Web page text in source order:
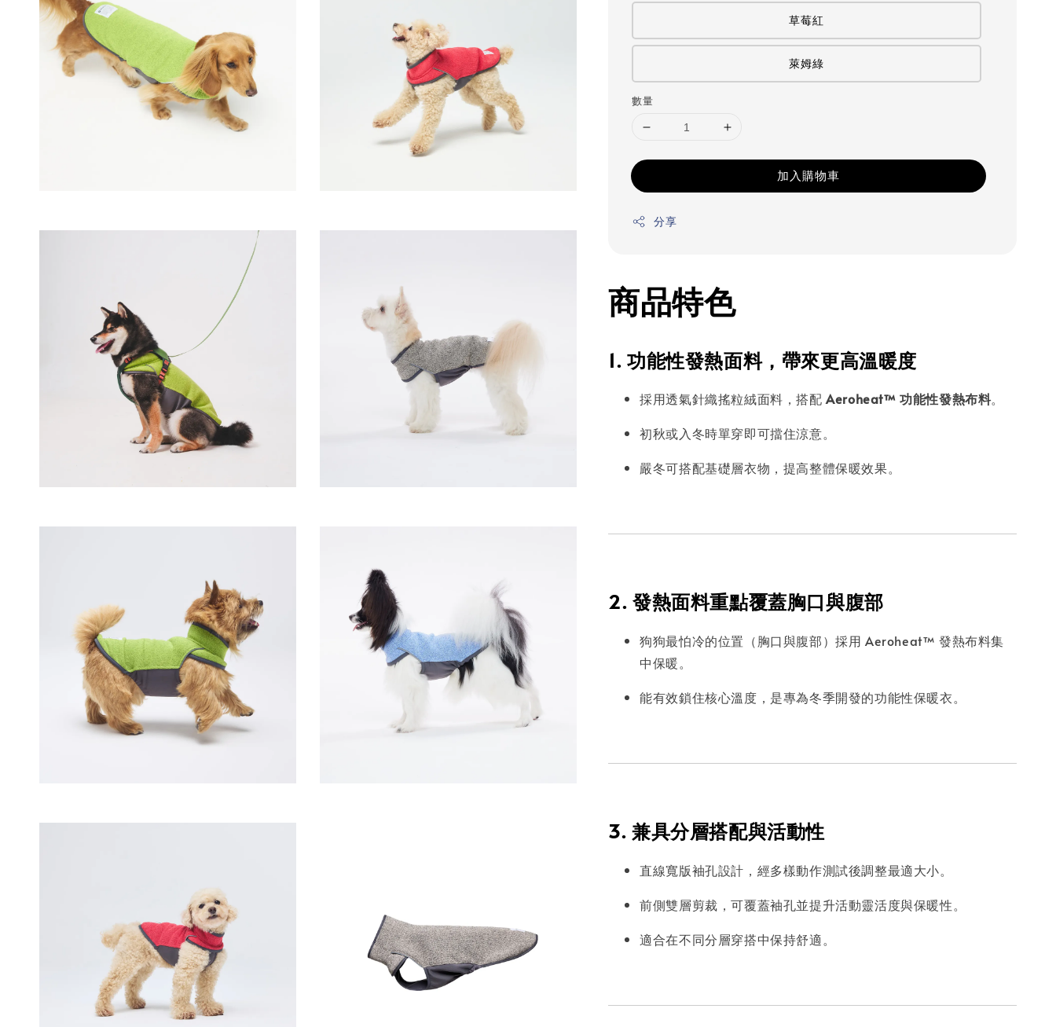
草莓紅
萊姆綠
數量
加入購物車
分享
商品特色
1. 功能性發熱面料，帶來更高溫暖度
採用透氣針織搖粒絨面料，搭配Aeroheat™ 功能性發熱布料。
初秋或入冬時單穿即可擋住涼意。
嚴冬可搭配基礎層衣物，提高整體保暖效果。
2. 發熱面料重點覆蓋胸口與腹部
狗狗最怕冷的位置（胸口與腹部）採用 Aeroheat™ 發熱布料集
中保暖。
能有效鎖住核心溫度，是專為冬季開發的功能性保暖衣。
3. 兼具分層搭配與活動性
直線寬版袖孔設計，經多樣動作測試後調整最適大小。
前側雙層剪裁，可覆蓋袖孔並提升活動靈活度與保暖性。
適合在不同分層穿搭中保持舒適。